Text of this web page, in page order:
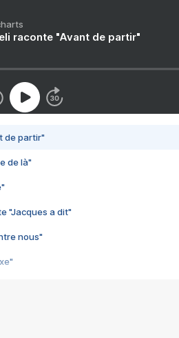
raconte "Avant de partir"
de partir"
de là"
"Jacques a dit"
nous"